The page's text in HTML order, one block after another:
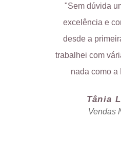
"Sem dúvida
excelência e
desde a
trabalhei com
nada como a
Tânia
Vendas